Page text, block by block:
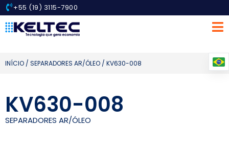
+55 (19) 3115-7900
INÍCIO / SEPARADORES AR/ÓLEO / KV630-008
KV630-008
SEPARADORES AR/ÓLEO